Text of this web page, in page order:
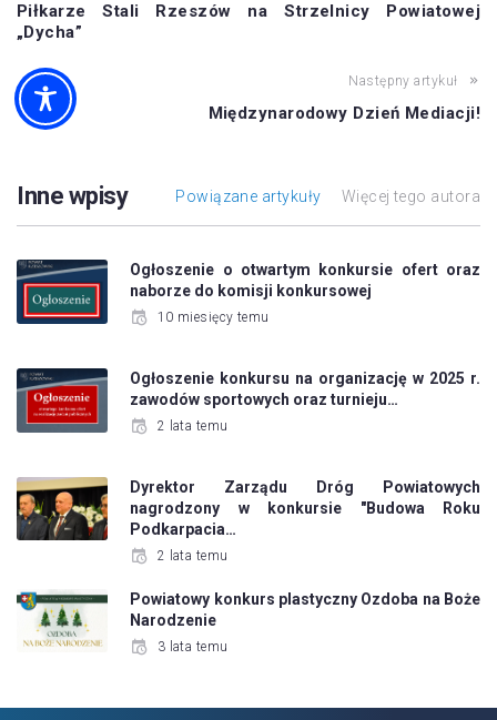
Piłkarze Stali Rzeszów na Strzelnicy Powiatowej
„Dycha”
Następny artykuł
Międzynarodowy Dzień Mediacji!
Inne wpisy Powiązane artykuły Więcej tego autora
Ogłoszenie o otwartym konkursie ofert oraz
naborze do komisji konkursowej
10 miesięcy temu
Ogłoszenie konkursu na organizację w 2025 r.
zawodów sportowych oraz turnieju…
2 lata temu
Dyrektor Zarządu Dróg Powiatowych
nagrodzony w konkursie "Budowa Roku
Podkarpacia…
2 lata temu
Powiatowy konkurs plastyczny Ozdoba na Boże
Narodzenie
3 lata temu